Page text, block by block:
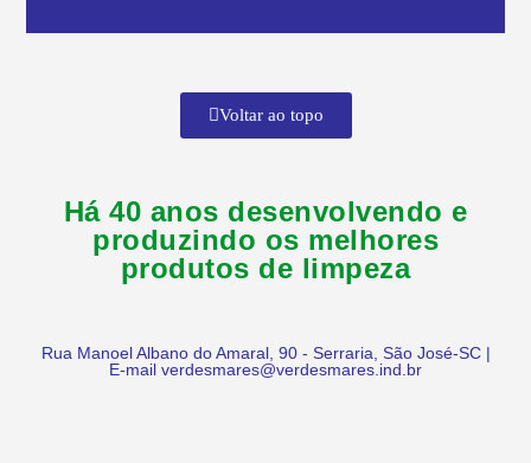
Voltar ao topo
Há 40 anos desenvolvendo e
produzindo os melhores
produtos de limpeza
Rua Manoel Albano do Amaral, 90 - Serraria, São José-SC |
E-mail verdesmares@verdesmares.ind.br